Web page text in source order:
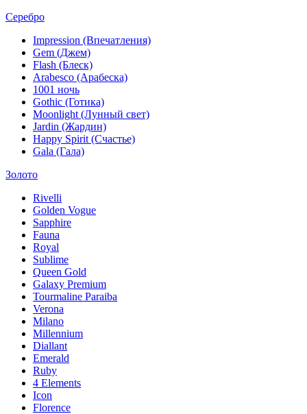
Серебро
Impression (Впечатления)
Gem (Джем)
Flash (Блеск)
Arabesco (Арабеска)
1001 ночь
Gothic (Готика)
Moonlight (Лунный свет)
Jardin (Жардин)
Happy Spirit (Счастье)
Gala (Гала)
Золото
Rivelli
Golden Vogue
Sapphire
Fauna
Royal
Sublime
Queen Gold
Galaxy Premium
Tourmaline Paraiba
Verona
Milano
Millennium
Diallant
Emerald
Ruby
4 Elements
Icon
Florence